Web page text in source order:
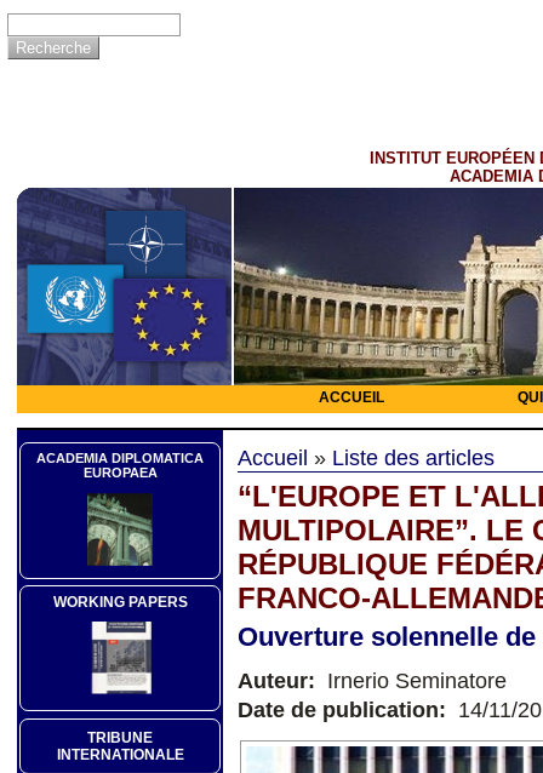
INSTITUT EUROPÉEN
ACADEMIA
ACCUEIL
ACADEMIA DIPLOMATICA
EUROPAEA
WORKING PAPERS
TRIBUNE
INTERNATIONALE
Accueil » Liste des articles
“L'EUROPE ET
MULTIPOLAIRE”. LE
RÉPUBLIQUE
FRANCO-
Ouverture solennelle
Auteur: Irnerio Seminatore
Date de publication: 14/11/